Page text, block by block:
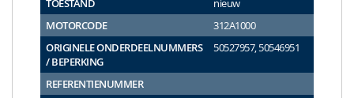
TOESTAND
nieuw
MOTORCODE
312A1000
ORIGINELE ONDERDEELNUMMERS
/ BEPERKING
50527957, 50546951
REFERENTIENUMMER